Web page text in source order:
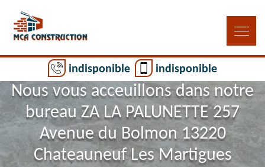
indisponible indisponible
Nous vous acceuillons dans notre
bureau ZA LA PALUNETTE 257
Avenue du Bolmon 13220
Chateauneuf Les Martigues